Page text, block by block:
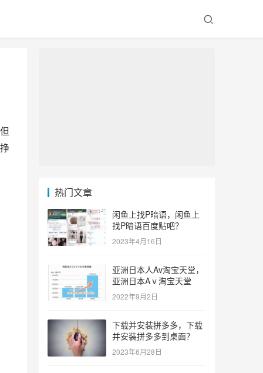
热门文章
闲鱼上找P暗语，闲鱼上
找P暗语百度贴吧？
2023年4月16日
亚洲日本人Av淘宝天堂，
亚洲日本Aⅴ淘宝天堂
2022年9月2日
下载并安装拼多多，下载
并安装拼多多到桌面？
2023年6月28日